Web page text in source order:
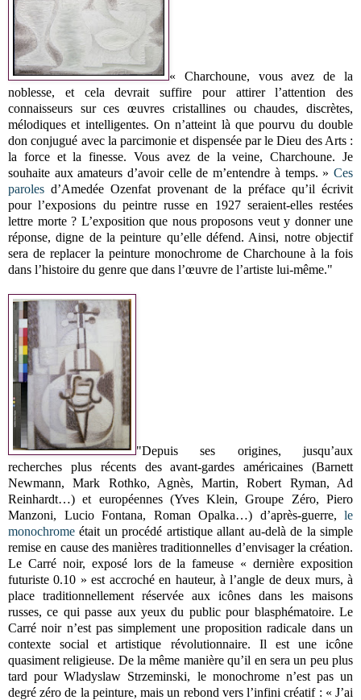
« Charchoune, vous avez de la
noblesse, et cela devrait suffire pour attirer l’attention des
connaisseurs sur ces œuvres cristallines ou chaudes, discrètes,
mélodiques et intelligentes. On n’atteint là que pourvu du double
don conjugué avec la parcimonie et dispensée par le Dieu des Arts :
la force et la finesse. Vous avez de la veine, Charchoune. Je
souhaite aux amateurs d’avoir celle de m’entendre à temps. » Ces
paroles d’Amedée Ozenfat provenant de la préface qu’il écrivit
pour l’exposions du peintre russe en 1927 seraient-elles restées
lettre morte ? L’exposition que nous proposons veut y donner une
réponse, digne de la peinture qu’elle défend. Ainsi, notre objectif
sera de replacer la peinture monochrome de Charchoune à la fois
dans l’histoire du genre que dans l’œuvre de l’artiste lui-même."
"Depuis ses origines, jusqu’aux
recherches plus récents des avant-gardes américaines (Barnett
Newmann, Mark Rothko, Agnès, Martin, Robert Ryman, Ad
Reinhardt…) et européennes (Yves Klein, Groupe Zéro, Piero
Manzoni, Lucio Fontana, Roman Opalka…) d’après-guerre, le
monochrome était un procédé artistique allant au-delà de la simple
remise en cause des manières traditionnelles d’envisager la création.
Le Carré noir, exposé lors de la fameuse « dernière exposition
futuriste 0.10 » est accroché en hauteur, à l’angle de deux murs, à
place traditionnellement réservée aux icônes dans les maisons
russes, ce qui passe aux yeux du public pour blasphématoire. Le
Carré noir n’est pas simplement une proposition radicale dans un
contexte social et artistique révolutionnaire. Il est une icône
quasiment religieuse. De la même manière qu’il en sera un peu plus
tard pour Wladyslaw Strzeminski, le monochrome n’est pas un
degré zéro de la peinture, mais un rebond vers l’infini créatif : « J’ai